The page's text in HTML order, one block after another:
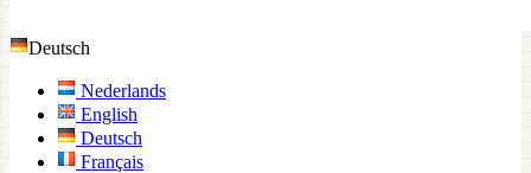
Deutsch
Nederlands
English
Deutsch
Français